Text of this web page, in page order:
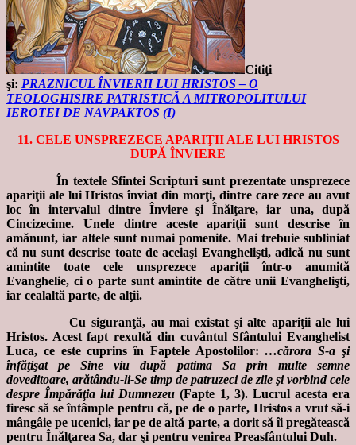
Citiţi
şi: PRAZNICUL ÎNVIERII LUI HRISTOS – O
TEOLOGHISIRE PATRISTICĂ A MITROPOLITULUI
IEROTEI DE NAVPAKTOS (I)
11. CELE UNSPREZECE APARIŢII ALE LUI HRISTOS
DUPĂ ÎNVIERE
În textele Sfintei Scripturi sunt prezentate unsprezece
apariţii ale lui Hristos înviat din morţi, dintre care zece au avut
loc în intervalul dintre Înviere şi Înălţare, iar una, după
Cincizecime. Unele dintre aceste apariţii sunt descrise în
amănunt, iar altele sunt numai pomenite. Mai trebuie subliniat
că nu sunt descrise toate de aceiaşi Evanghelişti, adică nu sunt
amintite toate cele unsprezece apariţii într-o anumită
Evanghelie, ci o parte sunt amintite de către unii Evanghelişti,
iar cealaltă parte, de alţii.
Cu siguranţă, au mai existat şi alte apariţii ale lui
Hristos. Acest fapt rexultă din cuvântul Sfântului Evanghelist
Luca, ce este cuprins în Faptele Apostolilor:…cărora S-a şi
înfăţişat pe Sine viu după patima Sa prin multe semne
doveditoare, arătându-li-Se timp de patruzeci de zile şi vorbind cele
despre Împărăţia lui Dumnezeu(Fapte 1, 3). Lucrul acesta era
firesc să se întâmple pentru că, pe de o parte, Hristos a vrut să-i
mângâie pe ucenici, iar pe de altă parte, a dorit să îi pregătească
pentru Înălţarea Sa, dar şi pentru venirea Preasfântului Duh.